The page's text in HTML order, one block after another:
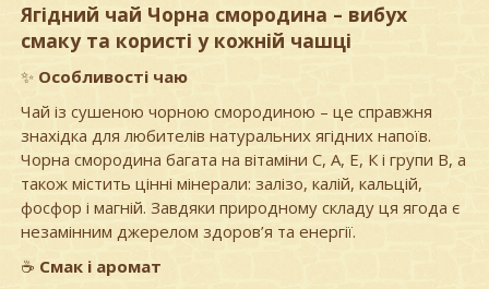
Ягідний чай Чорна смородина – вибух
смаку та користі у кожній чашці
✨ Особливості чаю
Чай із сушеною чорною смородиною – це справжня
знахідка для любителів натуральних ягідних напоїв.
Чорна смородина багата на вітаміни С, А, Е, К і групи В, а
також містить цінні мінерали: залізо, калій, кальцій,
фосфор і магній. Завдяки природному складу ця ягода є
незамінним джерелом здоров’я та енергії.
☕️ Смак і аромат